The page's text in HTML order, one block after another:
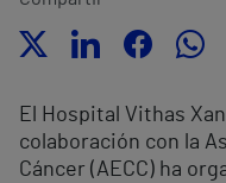
El Hospital Vithas
colaboración con la
Cáncer (AECC) ha